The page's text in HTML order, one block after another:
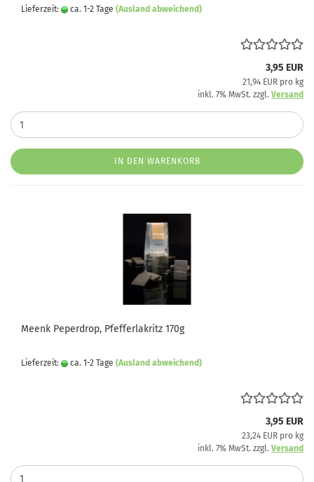
Lieferzeit: ca. 1-2 Tage (Ausland abweichend)
3,95 EUR
21,94 EUR pro kg
inkl. 7% MwSt. zzgl. Versand
IN DEN WARENKORB
Meenk Peperdrop, Pfefferlakritz 170g
Lieferzeit: ca. 1-2 Tage (Ausland abweichend)
3,95 EUR
23,24 EUR pro kg
inkl. 7% MwSt. zzgl. Versand